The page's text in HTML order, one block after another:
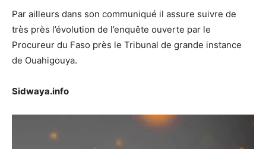
Par ailleurs dans son communiqué il assure suivre de
très près l’évolution de l’enquête ouverte par le
Procureur du Faso près le Tribunal de grande instance
de Ouahigouya.
Sidwaya.info
Lecteur